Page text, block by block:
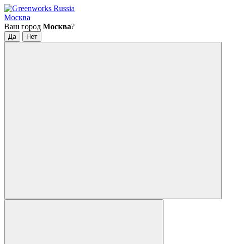
Москва
Ваш город Москва?